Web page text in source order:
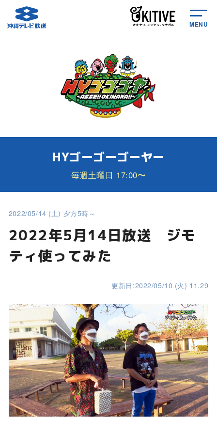
MENU
HYゴーゴーゴーヤー
毎週土曜日 17:00〜
2022/05/14 (土) 夕方5時～
2022年5月14日放送 ジモ
ティ使ってみた
更新日:2022/05/10 (火) 11.29